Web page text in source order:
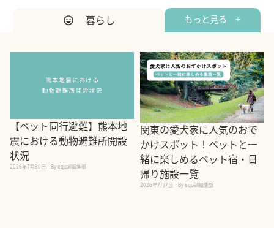
暮らし もっと見る +
【ペット同行避難】熊本地
震における動物避難所開設
状況
2026年7月30日 By equall編集部
関東の愛犬家に人気のおで
かけスポット！ペットと一
緒に楽しめるペット宿・日
帰り施設一覧
2026年7月7日 By equall編集部